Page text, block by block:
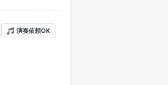
演奏依頼OK